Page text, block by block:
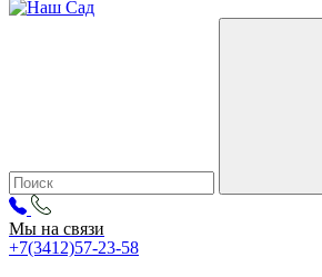
Мы на связи
+7(3412)57-23-58